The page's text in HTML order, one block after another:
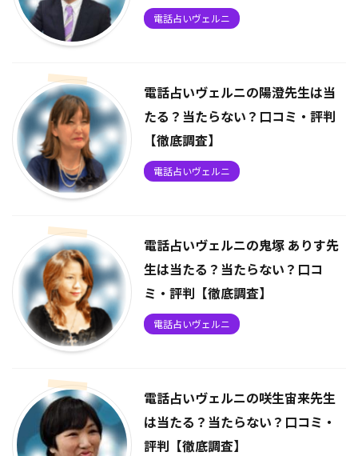
電話占いヴェルニ
電話占いヴェルニの陽澄先生は当
たる？当たらない？口コミ・評判
【徹底調査】
電話占いヴェルニ
電話占いヴェルニの鬼塚 ありす先
生は当たる？当たらない？口コ
ミ・評判【徹底調査】
電話占いヴェルニ
電話占いヴェルニの咲生宙来先生
は当たる？当たらない？口コミ・
評判【徹底調査】